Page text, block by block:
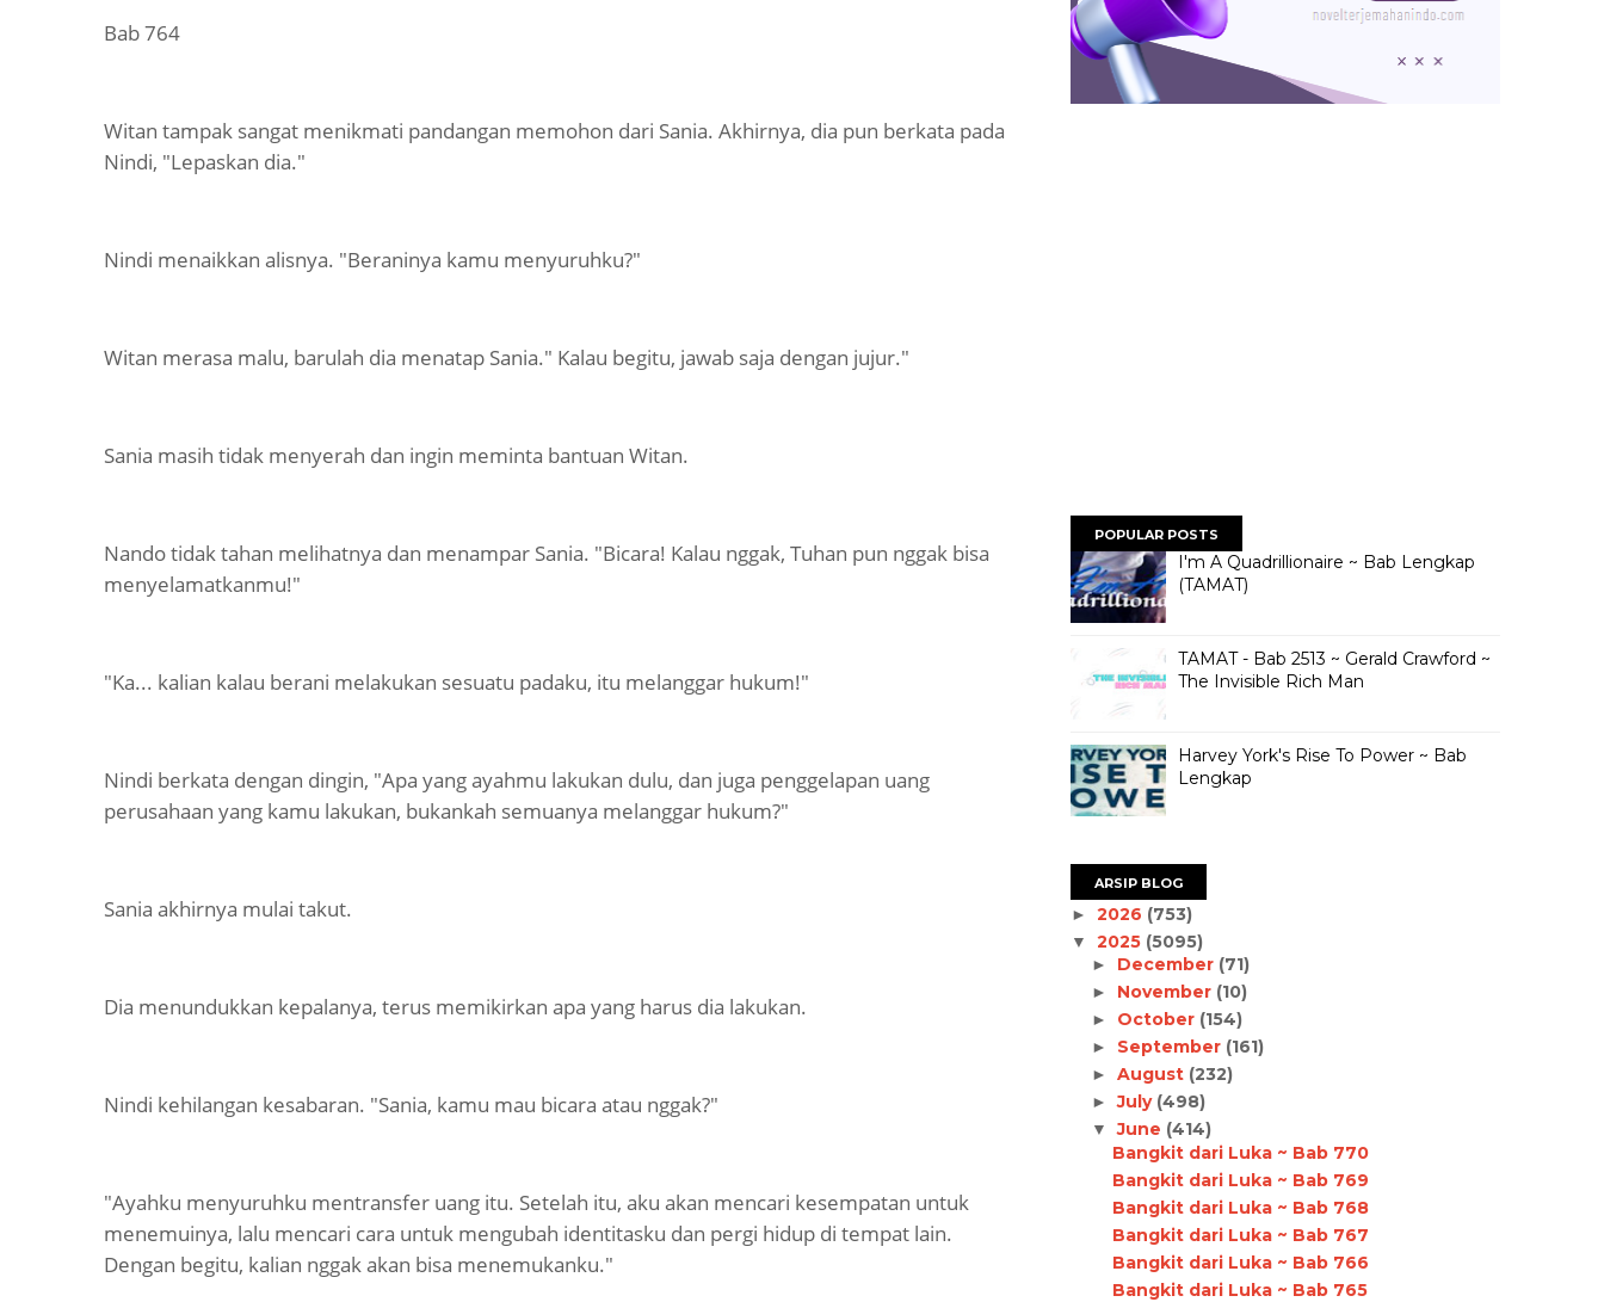
Bab 764
Witan tampak sangat menikmati pandangan memohon dari Sania. Akhirnya, dia pun berkata pada
Nindi, "Lepaskan dia."
Nindi menaikkan alisnya. "Beraninya kamu menyuruhku?"
Witan merasa malu, barulah dia menatap Sania." Kalau begitu, jawab saja dengan jujur."
Sania masih tidak menyerah dan ingin meminta bantuan Witan.
Nando tidak tahan melihatnya dan menampar Sania. "Bicara! Kalau nggak, Tuhan pun nggak bisa
menyelamatkanmu!"
"Ka... kalian kalau berani melakukan sesuatu padaku, itu melanggar hukum!"
Nindi berkata dengan dingin, "Apa yang ayahmu lakukan dulu, dan juga penggelapan uang
perusahaan yang kamu lakukan, bukankah semuanya melanggar hukum?"
Sania akhirnya mulai takut.
Dia menundukkan kepalanya, terus memikirkan apa yang harus dia lakukan.
Nindi kehilangan kesabaran. "Sania, kamu mau bicara atau nggak?"
"Ayahku menyuruhku mentransfer uang itu. Setelah itu, aku akan mencari kesempatan untuk
menemuinya, lalu mencari cara untuk mengubah identitasku dan pergi hidup di tempat lain.
Dengan begitu, kalian nggak akan bisa menemukanku."
POPULAR POSTS
I'm A Quadrillionaire ~ Bab Lengkap
(TAMAT)
TAMAT - Bab 2513 ~ Gerald Crawford ~
The Invisible Rich Man
Harvey York's Rise To Power ~ Bab
Lengkap
ARSIP BLOG
► 2026 (753)
▼ 2025 (5095)
► December (71)
► November (10)
► October (154)
► September (161)
► August (232)
►July (498)
▼June (414)
Bangkit dari Luka ~ Bab 770
Bangkit dari Luka ~ Bab 769
Bangkit dari Luka ~ Bab 768
Bangkit dari Luka ~ Bab 767
Bangkit dari Luka ~ Bab 766
Bangkit dari Luka ~ Bab 765